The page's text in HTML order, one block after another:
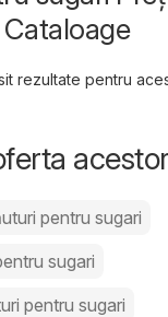
rezultate pentru
pentru sugari
sugari
pentru sugari